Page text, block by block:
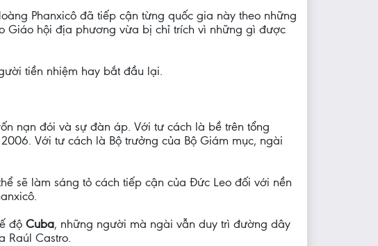
Phanxicô đã tiếp cận từng quốc gia này theo những
Giáo hội địa phương vừa bị chỉ trích vì những gì được
tiền nhiệm hay bắt đầu lại.
nạn đói và sự đàn áp. Với tư cách là bề trên tổng
Với tư cách là Bộ trưởng của Bộ Giám mục, ngài
sẽ làm sáng tỏ cách tiếp cận của Đức Leo đối với nền
độ Cuba, những người mà ngài vẫn duy trì đường dây
Raúl Castro.